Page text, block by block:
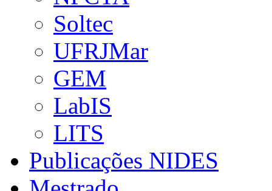
Soltec
UFRJMar
GEM
LabIS
LITS
Publicações NIDES